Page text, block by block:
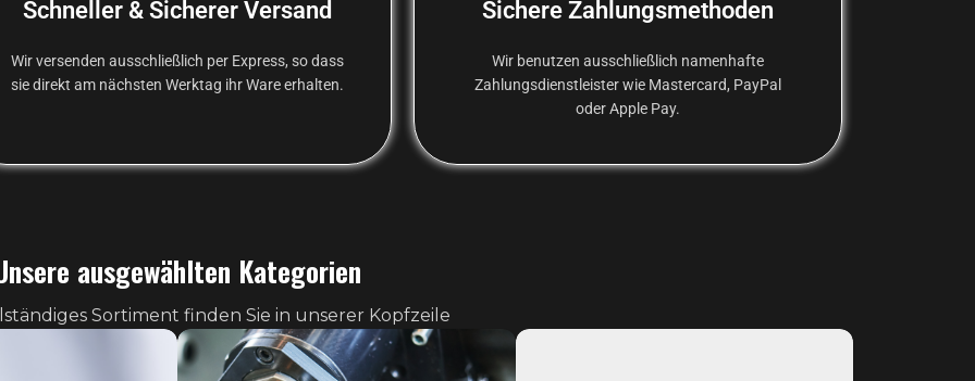
Schneller & Sicherer Versand
Wir versenden ausschließlich per Express, so dass
sie direkt am nächsten Werktag ihr Ware erhalten.
Sichere Zahlungsmethoden
Wir benutzen ausschließlich namenhafte
Zahlungsdienstleister wie Mastercard, PayPal
oder Apple Pay.
ausgewählten Kategorien
Sortiment finden Sie in unserer Kopfzeile